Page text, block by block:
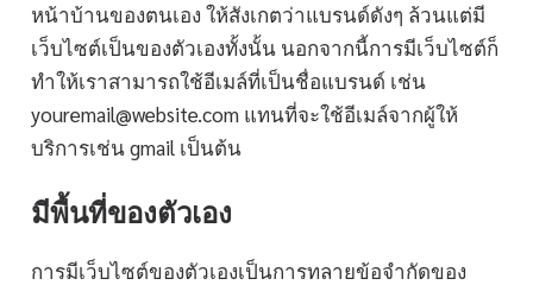
หน้าบ้านของตนเอง ให้สังเกตว่าแบรนด์ดังๆ ล้วนแต่มี
เว็บไซต์เป็นของตัวเองทั้งนั้น นอกจากนี้การมีเว็บไซต์ก็
ทำให้เราสามารถใช้อีเมล์ที่เป็นชื่อแบรนด์ เช่น
youremail@website.com แทนที่จะใช้อีเมล์จากผู้ให้
บริการเช่น gmail เป็นต้น
มีพื้นที่ของตัวเอง
การมีเว็บไซต์ของตัวเองเป็นการทลายข้อจำกัดของ